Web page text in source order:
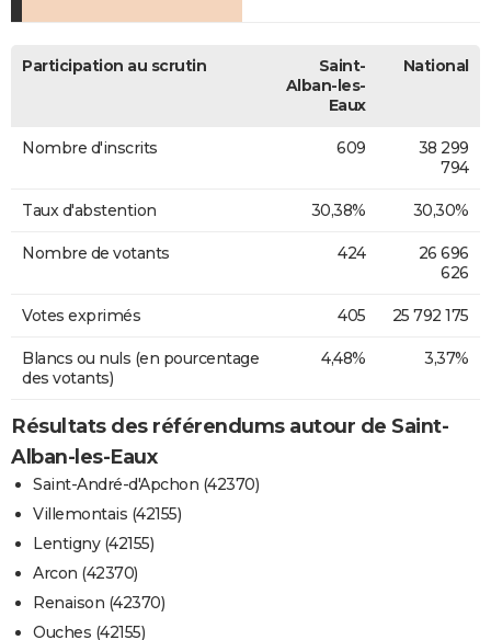
Participation au scrutin
Saint-
Alban-les-
Eaux
National
Nombre d'inscrits 609
38 299
794
Taux d'abstention 30,38% 30,30%
Nombre de votants 424
26 696
626
Votes exprimés 405 25 792 175
Blancs ou nuls (en pourcentage
des votants)
4,48% 3,37%
Résultats des référendums autour de Saint-
Alban-les-Eaux
Saint-André-d'Apchon (42370)
Villemontais (42155)
Lentigny (42155)
Arcon (42370)
Renaison (42370)
Ouches (42155)